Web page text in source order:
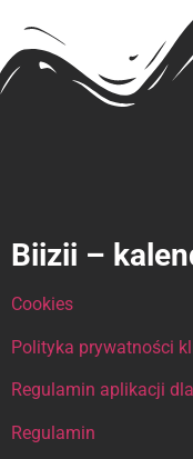
Biizii –
Cookies
Polityka prywatności
Regulamin aplikacji
Regulamin